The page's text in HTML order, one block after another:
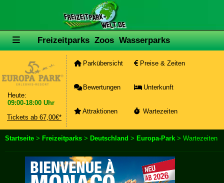
Freizeitparks Zoos Wasserparks
Heute:
09:00-18:00 Uhr
Tickets ab 67,00€*
Parkübersicht Preise & Zeiten
Bewertungen Unterkunft
Attraktionen Wartezeiten
Startseite > Freizeitparks > Deutschland > Europa-Park > Wartezeiten